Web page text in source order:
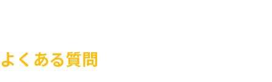
よくある質問